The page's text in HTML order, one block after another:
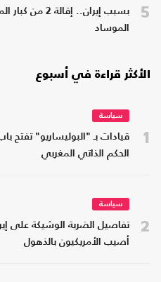
5
بسبب إيران..
الموساد
الأكثر قراءة في أسبوع
1
سياسة
قيادات بـ "البوليساريو" تفتح
الحكم الذاتي المغربي
2
سياسة
تفاصيل الضربة الوشيكة على
أصيب الأمريكيون بالذهول